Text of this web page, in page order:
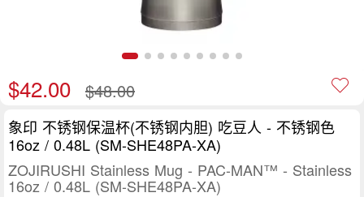
$42.00 $48.00
象印 不锈钢保温杯(不锈钢内胆) 吃豆人 - 不锈钢色
16oz / 0.48L (SM-SHE48PA-XA)
ZOJIRUSHI Stainless Mug - PAC-MAN™ - Stainless
16oz / 0.48L (SM-SHE48PA-XA)